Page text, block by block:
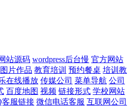
站源码 wordpress后台慢 官方网站
图片作品 教育培训 预约餐桌 培训教
在线播放 传媒公司 菜单导航 公司
百度地图 视频 链接形式 学校网站
客服链接 微信电话客服 互联网公司